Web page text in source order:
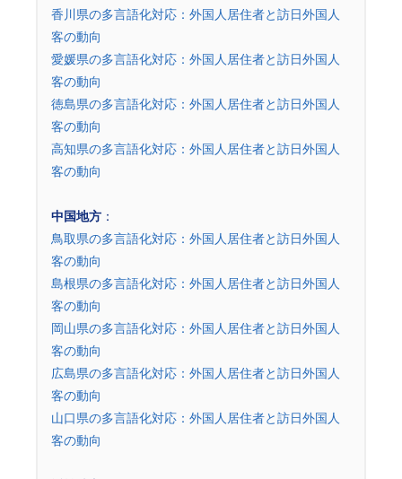
香川県の多言語化対応：外国人居住者と訪日外国人
客の動向
愛媛県の多言語化対応：外国人居住者と訪日外国人
客の動向
徳島県の多言語化対応：外国人居住者と訪日外国人
客の動向
高知県の多言語化対応：外国人居住者と訪日外国人
客の動向
中国地方 ：
鳥取県の多言語化対応：外国人居住者と訪日外国人
客の動向
島根県の多言語化対応：外国人居住者と訪日外国人
客の動向
岡山県の多言語化対応：外国人居住者と訪日外国人
客の動向
広島県の多言語化対応：外国人居住者と訪日外国人
客の動向
山口県の多言語化対応：外国人居住者と訪日外国人
客の動向